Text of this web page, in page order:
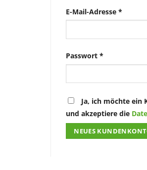
E-Mail-Adresse *
Passwort *Erforderlich
Ja, ich möchte
und akzeptiere die
NEUES